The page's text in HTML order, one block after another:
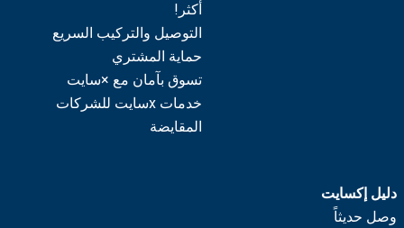
أكثر!
التوصيل والتركيب السريع
حماية المشتري
تسوق بآمان مع ×سايت
خدمات xسايت للشركات
المقايضة
دليل إكسايت
وصل حديثاً